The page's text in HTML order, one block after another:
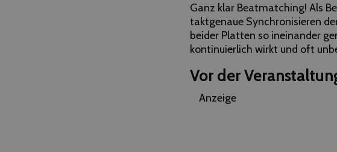
Ganz klar Beatmatching! Als
taktgenaue Synchronisieren
beider Platten so ineinander
kontinuierlich wirkt und oft
Vor der
Anzeige